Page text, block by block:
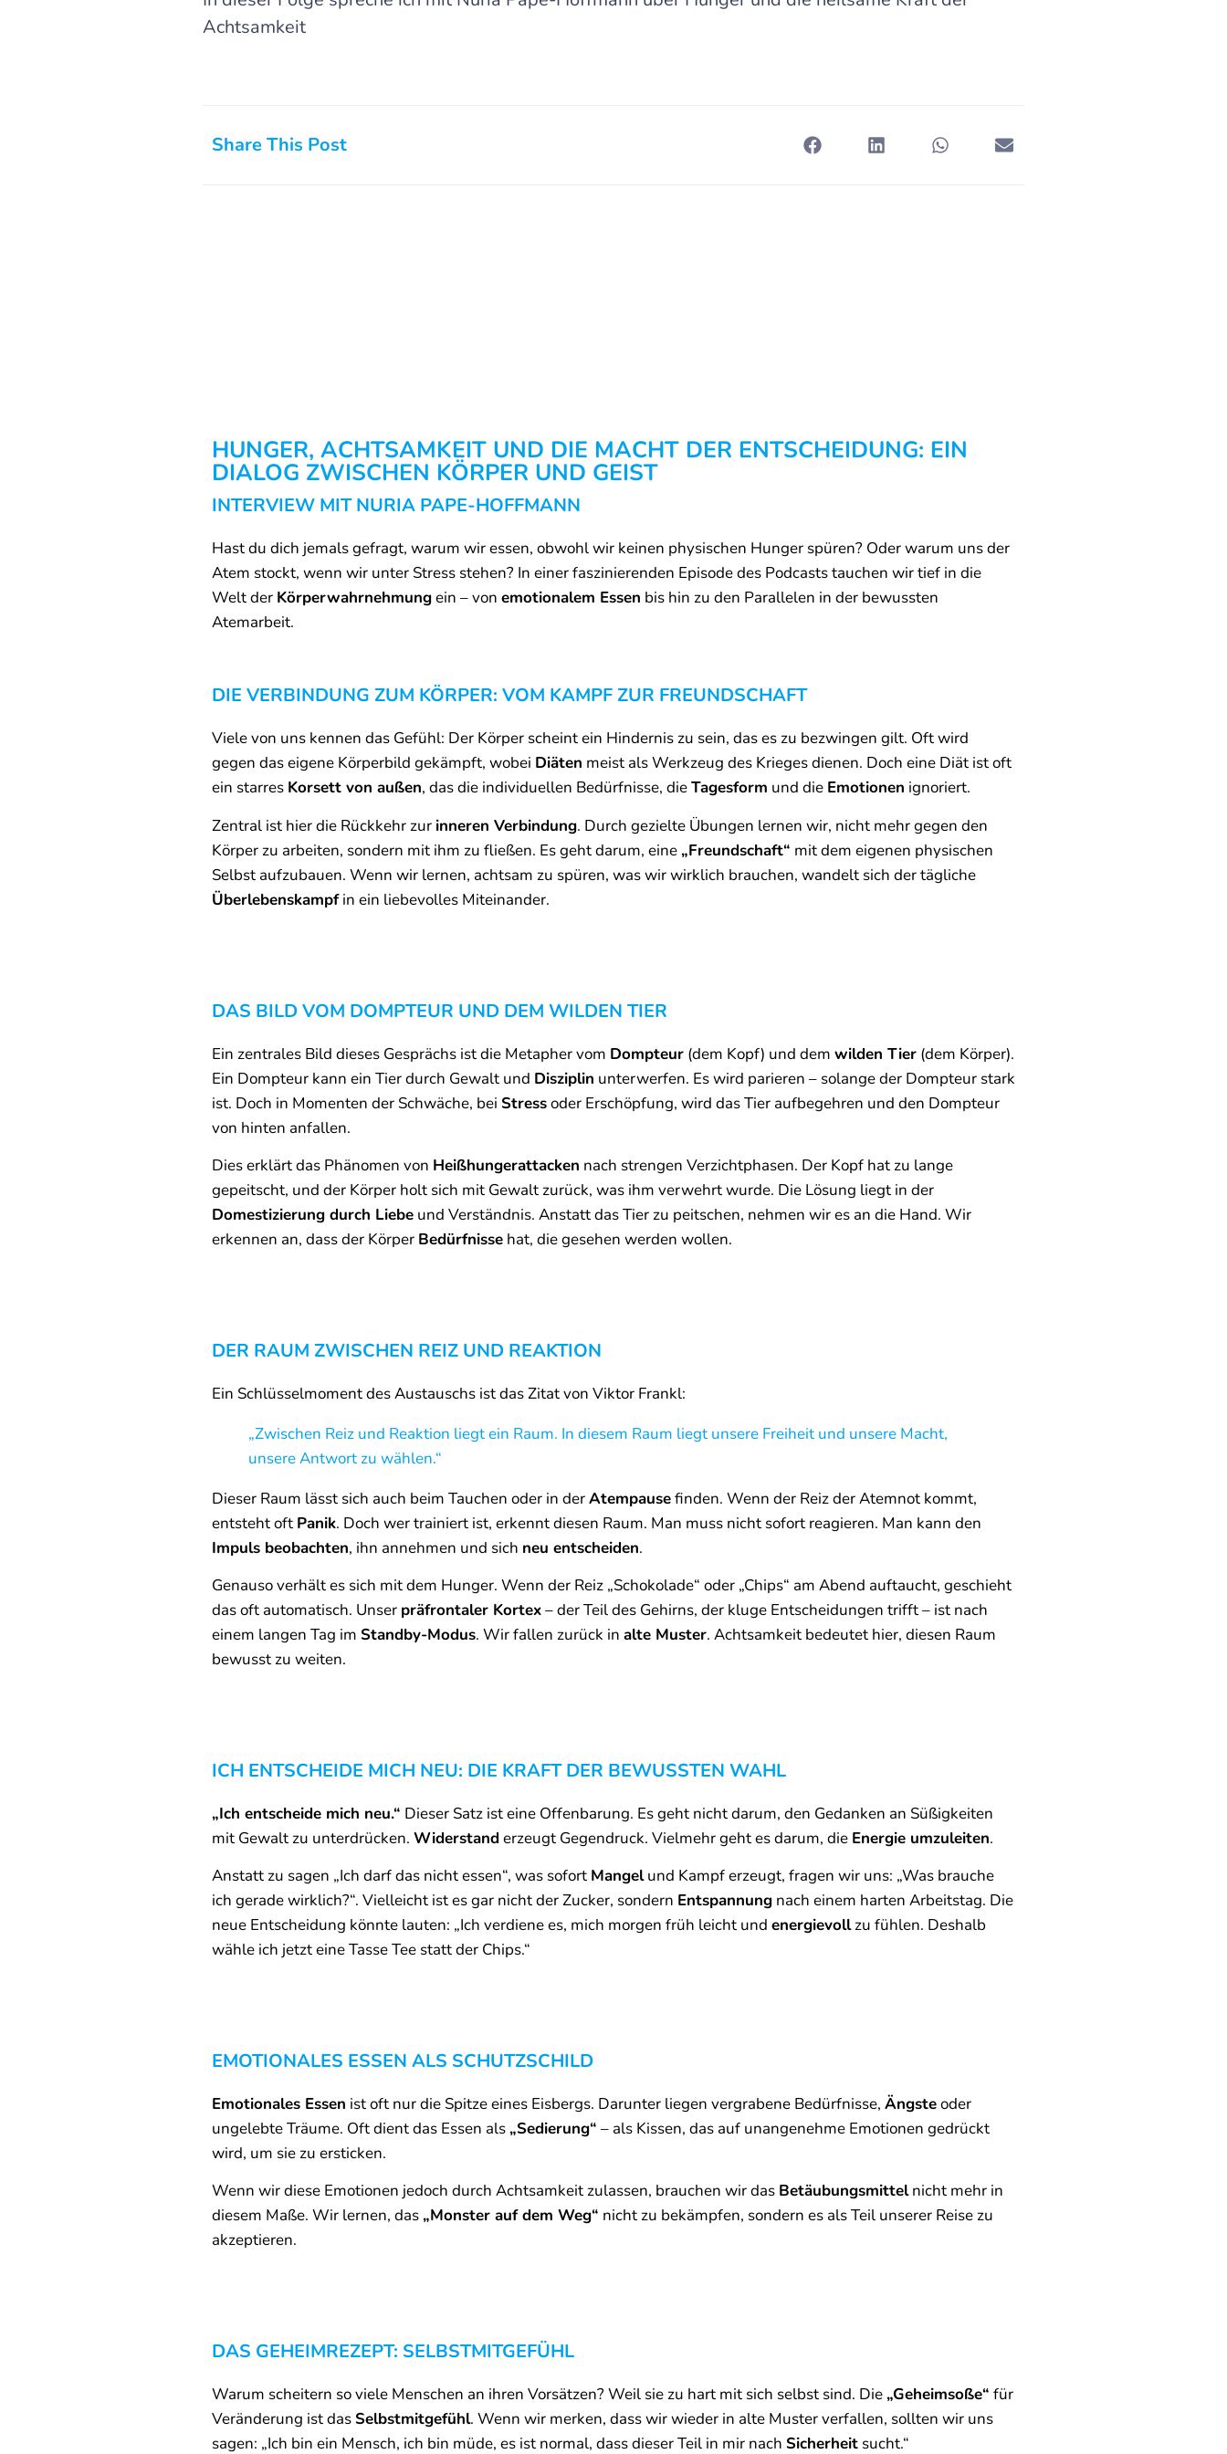
Achtsamkeit
Share This Post
HUNGER, ACHTSAMKEIT UND DIE MACHT DER ENTSCHEIDUNG: EIN
DIALOG ZWISCHEN KÖRPER UND GEIST
INTERVIEW MIT NURIA PAPE-HOFFMANN
Hast du dich jemals gefragt, warum wir essen, obwohl wir keinen physischen Hunger spüren? Oder warum uns der
Atem stockt, wenn wir unter Stress stehen? In einer faszinierenden Episode des Podcasts tauchen wir tief in die
Welt der Körperwahrnehmungein – von emotionalem Essen bis hin zu den Parallelen in der bewussten
Atemarbeit.
DIE VERBINDUNG ZUM KÖRPER: VOM KAMPF ZUR FREUNDSCHAFT
Viele von uns kennen das Gefühl: Der Körper scheint ein Hindernis zu sein, das es zu bezwingen gilt. Oft wird
gegen das eigene Körperbild gekämpft, wobei Diäten meist als Werkzeug des Krieges dienen. Doch eine Diät ist oft
ein starres Korsett von außen, das die individuellen Bedürfnisse, dieTagesform und die Emotionen ignoriert.
Zentral ist hier die Rückkehr zur inneren Verbindung. Durch gezielte Übungen lernen wir, nicht mehr gegen den
Körper zu arbeiten, sondern mit ihm zu fließen. Es geht darum, eine „Freundschaft“ mit dem eigenen physischen
Selbst aufzubauen. Wenn wir lernen, achtsam zu spüren, was wir wirklich brauchen, wandelt sich der tägliche
Überlebenskampfin ein liebevolles Miteinander.
DAS BILD VOM DOMPTEUR UND DEM WILDEN TIER
Ein zentrales Bild dieses Gesprächs ist die Metapher vom Dompteur (dem Kopf) und dem wilden Tier (dem Körper).
Ein Dompteur kann ein Tier durch Gewalt und Disziplin unterwerfen. Es wird parieren – solange der Dompteur stark
ist. Doch in Momenten der Schwäche, bei Stressoder Erschöpfung, wird das Tier aufbegehren und den Dompteur
von hinten anfallen.
Dies erklärt das Phänomen von Heißhungerattacken nach strengen Verzichtphasen. Der Kopf hat zu lange
gepeitscht, und der Körper holt sich mit Gewalt zurück, was ihm verwehrt wurde. Die Lösung liegt in der
Domestizierung durch Liebe und Verständnis. Anstatt das Tier zu peitschen, nehmen wir es an die Hand. Wir
erkennen an, dass der Körper Bedürfnisse hat, die gesehen werden wollen.
DER RAUM ZWISCHEN REIZ UND REAKTION
Ein Schlüsselmoment des Austauschs ist das Zitat von Viktor Frankl:
„Zwischen Reiz und Reaktion liegt ein Raum. In diesem Raum liegt unsere Freiheit und unsere Macht,
unsere Antwort zu wählen.“
Dieser Raum lässt sich auch beim Tauchen oder in derAtempausefinden. Wenn der Reiz der Atemnot kommt,
entsteht oft Panik. Doch wer trainiert ist, erkennt diesen Raum. Man muss nicht sofort reagieren. Man kann den
Impuls beobachten, ihn annehmen und sich neu entscheiden.
Genauso verhält es sich mit dem Hunger. Wenn der Reiz „Schokolade“ oder „Chips“ am Abend auftaucht, geschieht
das oft automatisch. Unser präfrontaler Kortex– der Teil des Gehirns, der kluge Entscheidungen trifft – ist nach
einem langen Tag im Standby-Modus. Wir fallen zurück in alte Muster. Achtsamkeit bedeutet hier, diesen Raum
bewusst zu weiten.
ICH ENTSCHEIDE MICH NEU: DIE KRAFT DER BEWUSSTEN WAHL
„Ich entscheide mich neu.“ Dieser Satz ist eine Offenbarung. Es geht nicht darum, den Gedanken an Süßigkeiten
mit Gewalt zu unterdrücken. Widerstanderzeugt Gegendruck. Vielmehr geht es darum, die Energie umzuleiten.
Anstatt zu sagen „Ich darf das nicht essen“, was sofort Mangelund Kampf erzeugt, fragen wir uns: „Was brauche
ich gerade wirklich?“. Vielleicht ist es gar nicht der Zucker, sondern Entspannung nach einem harten Arbeitstag. Die
neue Entscheidung könnte lauten: „Ich verdiene es, mich morgen früh leicht und energievollzu fühlen. Deshalb
wähle ich jetzt eine Tasse Tee statt der Chips.“
EMOTIONALES ESSEN ALS SCHUTZSCHILD
Emotionales Essen ist oft nur die Spitze eines Eisbergs. Darunter liegen vergrabene Bedürfnisse, Ängsteoder
ungelebte Träume. Oft dient das Essen als „Sedierung“ – als Kissen, das auf unangenehme Emotionen gedrückt
wird, um sie zu ersticken.
Wenn wir diese Emotionen jedoch durch Achtsamkeit zulassen, brauchen wir das Betäubungsmittelnicht mehr in
diesem Maße. Wir lernen, das „Monster auf dem Weg“ nicht zu bekämpfen, sondern es als Teil unserer Reise zu
akzeptieren.
DAS GEHEIMREZEPT: SELBSTMITGEFÜHL
Warum scheitern so viele Menschen an ihren Vorsätzen? Weil sie zu hart mit sich selbst sind. Die „Geheimsoße“ für
Veränderung ist das Selbstmitgefühl. Wenn wir merken, dass wir wieder in alte Muster verfallen, sollten wir uns
sagen: „Ich bin ein Mensch, ich bin müde, es ist normal, dass dieser Teil in mir nach Sicherheit sucht.“